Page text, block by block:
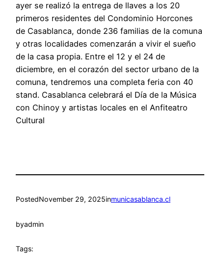
ayer se realizó la entrega de llaves a los 20
primeros residentes del Condominio Horcones
de Casablanca, donde 236 familias de la comuna
y otras localidades comenzarán a vivir el sueño
de la casa propia. Entre el 12 y el 24 de
diciembre, en el corazón del sector urbano de la
comuna, tendremos una completa feria con 40
stand. Casablanca celebrará el Día de la Música
con Chinoy y artistas locales en el Anfiteatro
Cultural
PostedNovember 29, 2025inmunicasablanca.cl
byadmin
Tags: